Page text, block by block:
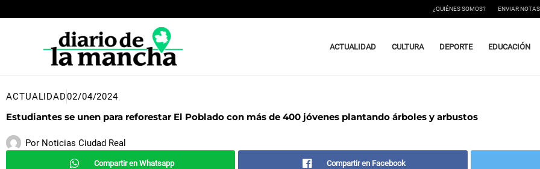
al
¿QUIÉNES SOMOS? ENVIAR
ACTUALIDAD CULTURA DEPORTE EDUCACIÓN
ACTUALIDAD02/04/2024
Estudiantes se unen para reforestar El Poblado con más de 400 jóvenes plantando árboles y arbustos
Por Noticias Ciudad Real
Compartir en Whatsapp Compartir en Facebook